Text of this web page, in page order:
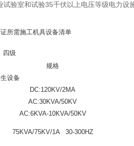
验室和试验35千伏以上电压等级电力设
所需施工机具设备清单
级
规格
设备
DC:120KV/2MA
AC:30KVA/50KV
AC:6KVA-10KVA/50KV
75KVA/75KV/1A 30-300HZ